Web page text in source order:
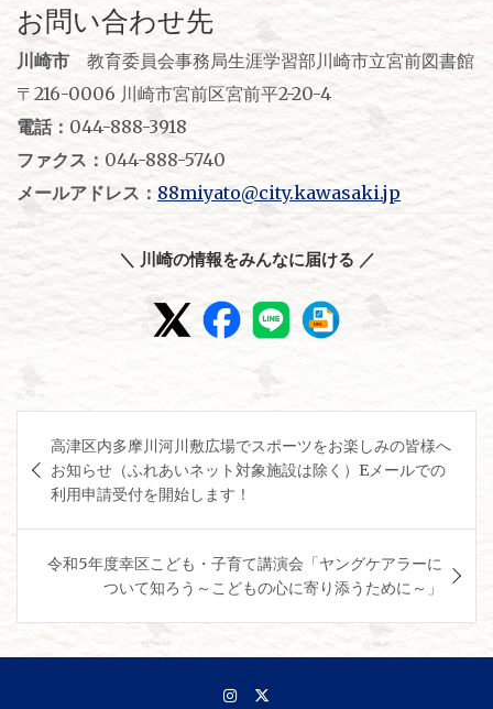
お問い合わせ先
川崎市 教育委員会事務局生涯学習部川崎市立宮前図書館
〒216-0006 川崎市宮前区宮前平2-20-4
電話： 044-888-3918
ファクス： 044-888-5740
メールアドレス： 88miyato@city.kawasaki.jp
＼ 川崎の情報をみんなに届ける ／
稿
ビ
高津区内多摩川河川敷広場でスポーツをお楽しみの皆様へ
お知らせ（ふれあいネット対象施設は除く）Eメールでの
利用申請受付を開始します！
令和5年度幸区こども・子育て講演会「ヤングケアラーに
ついて知ろう～こどもの心に寄り添うために～」